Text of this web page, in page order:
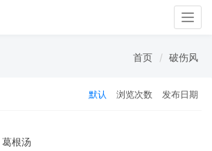
首页 破伤风
默认 浏览次数 发布日期
葛根汤